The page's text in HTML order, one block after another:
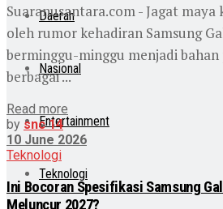
Daerah
Nasional
Entertainment
Teknologi
Suaranusantara.com - Jagat
oleh rumor kehadiran Samsung
berminggu-minggu menjadi
berbagai ...
Read more
by snc 14
10 June 2026
Teknologi
Ini Bocoran Spesifikasi Samsung
Meluncur 2027?